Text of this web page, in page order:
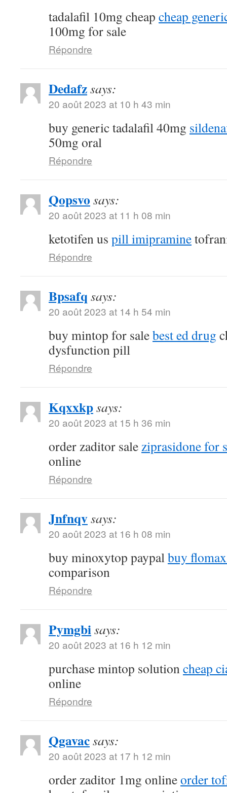
tadalafil 10mg cheap cheap
100mg for sale
Répondre
Dedafzsays:
20 août 2023 at 10 h 43 min
buy generic tadalafil 40mg
50mg oral
Répondre
Qopsvo says:
20 août 2023 at 11 h 08 min
ketotifen us pill imipramine
Répondre
Bpsafq says:
20 août 2023 at 14 h 54 min
buy mintop for salebest ed drug
dysfunction pill
Répondre
Kqxxkpsays:
20 août 2023 at 15 h 36 min
order zaditor sale ziprasidone for
online
Répondre
Jnfnqvsays:
20 août 2023 at 16 h 08 min
buy minoxytop paypal buy
comparison
Répondre
Pymgbisays:
20 août 2023 at 16 h 12 min
purchase mintop solution cheap
online
Répondre
Qgavacsays:
20 août 2023 at 17 h 12 min
order zaditor 1mg onlineorder